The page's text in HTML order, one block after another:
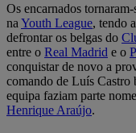
Os encarnados
na Youth League, tendo
defrontar os belgas do
entre o Real Madrid e o
conquistar de novo a
comando de Luís Castro
equipa faziam parte
Henrique Araújo.